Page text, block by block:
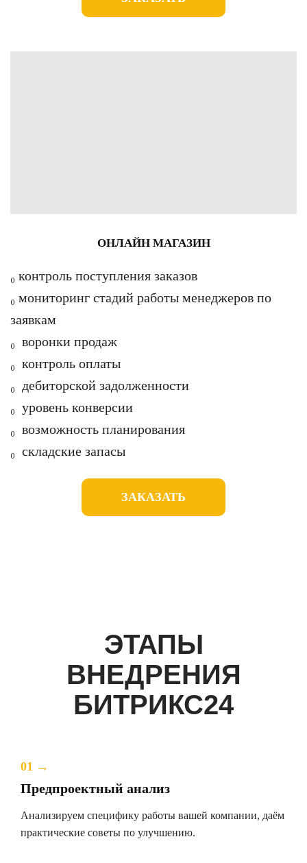
ОНЛАЙН МАГАЗИН
₀ контроль поступления заказов
₀ мониторинг стадий работы менеджеров по
заявкам
₀ воронки продаж
₀ контроль оплаты
₀ дебиторской задолженности
₀ уровень конверсии
₀ возможность планирования
₀ складские запасы
ЗАКАЗАТЬ
ЭТАПЫ
ВНЕДРЕНИЯ
БИТРИКС24
01 →
Предпроектный анализ
Анализируем специфику работы вашей компании, даём
практические советы по улучшению.